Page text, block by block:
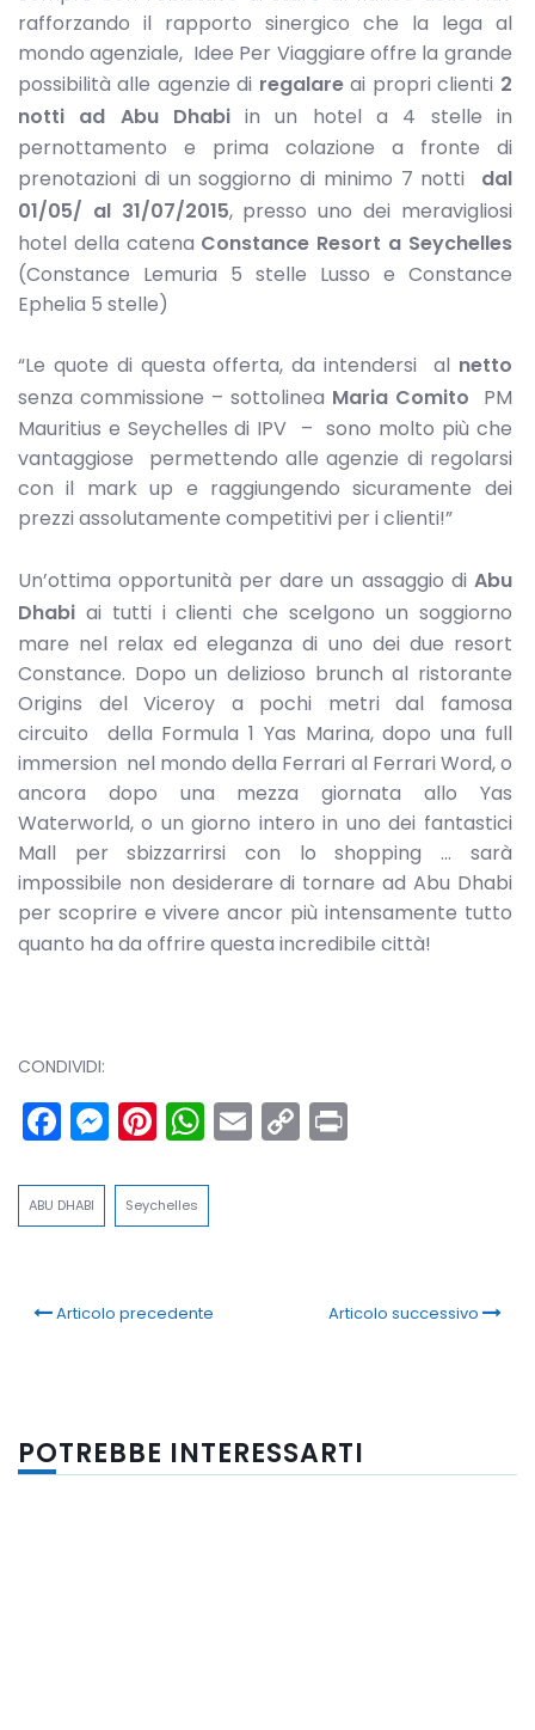
rafforzando il rapporto sinergico che la lega al
mondo agenziale, Idee Per Viaggiare offre la grande
possibilità alle agenzie di regalareai propri clienti 2
notti ad Abu Dhabiin un hotel a 4 stelle in
pernottamento e prima colazione a fronte di
prenotazioni di un soggiorno di minimo 7 notti dal
01/05/ al 31/07/2015, presso uno dei meravigliosi
hotel della catena Constance Resort a Seychelles
(Constance Lemuria 5 stelle Lusso e Constance
Ephelia 5 stelle)
“Le quote di questa offerta, da intendersi al netto
senza commissione – sottolinea Maria Comito PM
Mauritius e Seychelles di IPV – sono molto più che
vantaggiose permettendo alle agenzie di regolarsi
con il mark up e raggiungendo sicuramente dei
prezzi assolutamente competitivi per i clienti!”
Un’ottima opportunità per dare un assaggio di Abu
Dhabi ai tutti i clienti che scelgono un soggiorno
mare nel relax ed eleganza di uno dei due resort
Constance. Dopo un delizioso brunch al ristorante
Origins del Viceroy a pochi metri dal famosa
circuito della Formula 1 Yas Marina, dopo una full
immersion nel mondo della Ferrari al Ferrari Word, o
ancora dopo una mezza giornata allo Yas
Waterworld, o un giorno intero in uno dei fantastici
Mall per sbizzarrirsi con lo shopping … sarà
impossibile non desiderare di tornare ad Abu Dhabi
per scoprire e vivere ancor più intensamente tutto
quanto ha da offrire questa incredibile città!
CONDIVIDI:
Facebook
Messenger
Pinterest
WhatsApp
Email
Copy
Link
ABU DHABI Seychelles
Articolo precedente Articolo successivo
POTREBBE INTERESSARTI